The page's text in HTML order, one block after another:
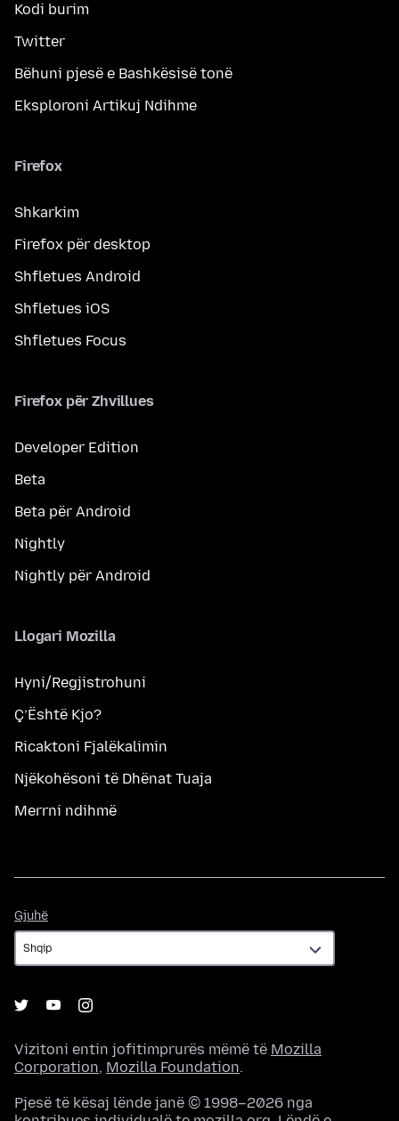
Kodi burim
Twitter
Bëhuni pjesë e Bashkësisë tonë
Eksploroni Artikuj Ndihme
Firefox
Shkarkim
Firefox për desktop
Shfletues Android
Shfletues iOS
Shfletues Focus
Firefox për Zhvillues
Developer Edition
Beta
Beta për Android
Nightly
Nightly për Android
Llogari Mozilla
Hyni/Regjistrohuni
Ç’Është Kjo?
Ricaktoni Fjalëkalimin
Njëkohësoni të Dhënat Tuaja
Merrni ndihmë
Gjuhë
Vizitoni entin jofitimprurës mëmë të Mozilla
Corporation, Mozilla Foundation.
Pjesë të kësaj lënde janë © 1998–2026 nga